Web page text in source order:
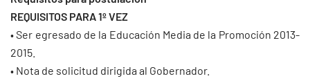
REQUISITOS PARA 1º VEZ
• Ser egresado de la Educación Media de la Promoción 2013-
2015.
• Nota de solicitud dirigida al Gobernador.